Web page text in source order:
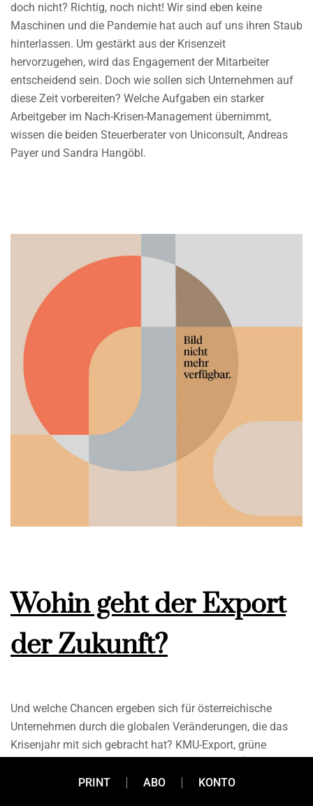
doch nicht? Richtig, noch nicht! Wir sind eben keine
Maschinen und die Pandemie hat auch auf uns ihren Staub
hinterlassen. Um gestärkt aus der Krisenzeit
hervorzugehen, wird das Engagement der Mitarbeiter
entscheidend sein. Doch wie sollen sich Unternehmen auf
diese Zeit vorbereiten? Welche Aufgaben ein starker
Arbeitgeber im Nach-Krisen-Management übernimmt,
wissen die beiden Steuerberater von Uniconsult, Andreas
Payer und Sandra Hangöbl.
Wohin geht der Export
der Zukunft?
Und welche Chancen ergeben sich für österreichische
Unternehmen durch die globalen Veränderungen, die das
Krisenjahr mit sich gebracht hat? KMU-Export, grüne
ohnehin wichtige Exportsektor könnte dank der derzeitigen
PRINT ABO KONTO